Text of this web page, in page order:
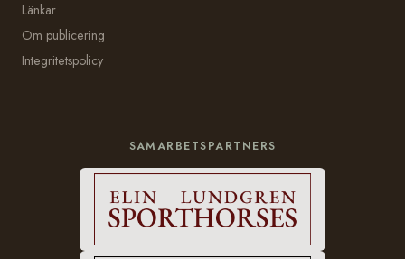
Länkar
Om publicering
Integritetspolicy
SAMARBETSPARTNERS